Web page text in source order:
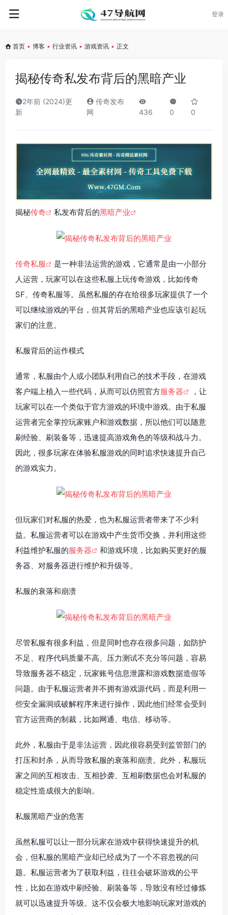
登录
首页 • 博客 • 行业资讯 • 游戏资讯 • 正文
揭秘传奇私发布背后的黑暗产业
2年前 (2024)更
新
传奇发布
网
436 0 0
揭秘传奇 私发布背后的黑暗产业
传奇私服
是一种非法运营的游戏，它通常是由一小部分
人运营，玩家可以在这些私服上玩传奇游戏，比如传奇
SF、传奇私服等。虽然私服的存在给很多玩家提供了一个
可以继续游戏的平台，但其背后的黑暗产业也应该引起玩
家们的注意。
私服背后的运作模式
通常，私服由个人或小团队利用自己的技术手段，在游戏
客户端上植入一些代码，从而可以仿照官方服务器
，让
玩家可以在一个类似于官方游戏的环境中游戏。由于私服
运营者完全掌控玩家账户和游戏数据，所以他们可以随意
刷经验、刷装备等，迅速提高游戏角色的等级和战斗力。
因此，很多玩家在体验私服游戏的同时追求快速提升自己
的游戏实力。
但玩家们对私服的热爱，也为私服运营者带来了不少利
益。私服运营者可以在游戏中产生货币交换，并利用这些
利益维护私服的服务器
和游戏环境，比如购买更好的服
务器、对服务器进行维护和升级等。
私服的衰落和崩溃
尽管私服有很多利益，但是同时也存在很多问题，如防护
不足、程序代码质量不高、压力测试不充分等问题，容易
导致服务器不稳定，玩家账号信息泄露和游戏数据造假等
问题。由于私服运营者并不拥有游戏源代码，而是利用一
些安全漏洞或破解程序来进行操作，因此他们经常会受到
官方运营商的制裁，比如网通、电信、移动等。
此外，私服由于是非法运营，因此很容易受到监管部门的
打压和封杀，从而导致私服的衰落和崩溃。此外，私服玩
家之间的互相攻击、互相抄袭、互相刷数据也会对私服的
稳定性造成很大的影响。
私服黑暗产业的危害
虽然私服可以让一部分玩家在游戏中获得快速提升的机
会，但私服的黑暗产业却已经成为了一个不容忽视的问
题。私服运营者为了获取利益，往往会破坏游戏的公平
性，比如在游戏中刷经验、刷装备等，导致没有经过修炼
就可以迅速提升等级。这不仅会极大地影响玩家对游戏的